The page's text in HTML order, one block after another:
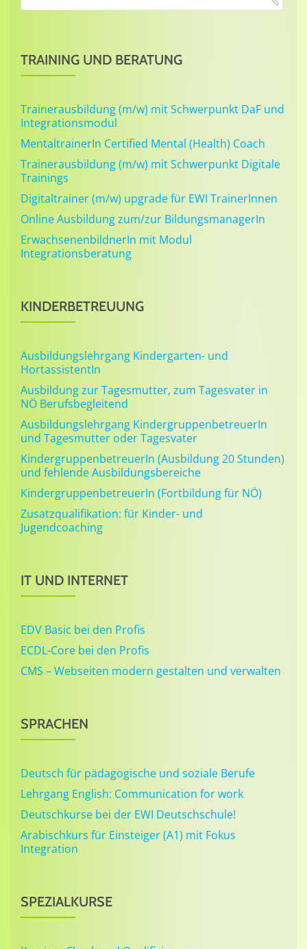
TRAINING UND BERATUNG
Trainerausbildung (m/w) mit Schwerpunkt DaF und
Integrationsmodul
MentaltrainerIn Certified Mental (Health) Coach
Trainerausbildung (m/w) mit Schwerpunkt Digitale
Trainings
Digitaltrainer (m/w) upgrade für EWI TrainerInnen
Online Ausbildung zum/zur BildungsmanagerIn
ErwachsenenbildnerIn mit Modul
Integrationsberatung
KINDERBETREUUNG
Ausbildungslehrgang Kindergarten- und
HortassistentIn
Ausbildung zur Tagesmutter, zum Tagesvater in
NÖ Berufsbegleitend
Ausbildungslehrgang KindergruppenbetreuerIn
und Tagesmutter oder Tagesvater
KindergruppenbetreuerIn (Ausbildung 20 Stunden)
und fehlende Ausbildungsbereiche
KindergruppenbetreuerIn (Fortbildung für NÖ)
Zusatzqualifikation: für Kinder- und
Jugendcoaching
IT UND INTERNET
EDV Basic bei den Profis
ECDL-Core bei den Profis
CMS – Webseiten modern gestalten und verwalten
SPRACHEN
Deutsch für pädagogische und soziale Berufe
Lehrgang English: Communication for work
Deutschkurse bei der EWI Deutschschule!
Arabischkurs für Einsteiger (A1) mit Fokus
Integration
SPEZIALKURSE